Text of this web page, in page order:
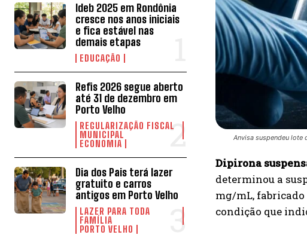
Ideb 2025 em Rondônia
cresce nos anos iniciais
e fica estável nas
demais etapas
EDUCAÇÃO
Refis 2026 segue aberto
até 31 de dezembro em
Porto Velho
REGULARIZAÇÃO FISCAL
MUNICIPAL
ECONOMIA
Dia dos Pais terá lazer
gratuito e carros
antigos em Porto Velho
LAZER PARA TODA
FAMÍLIA
PORTO VELHO
Anvisa suspendeu lote
Dipirona
determinou a
mg/mL,
condição que